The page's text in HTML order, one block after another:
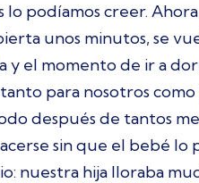
podíamos creer.
unos minutos, se
el momento de ir a
para nosotros como
después de tantos
sin que el bebé lo
nuestra hija lloraba